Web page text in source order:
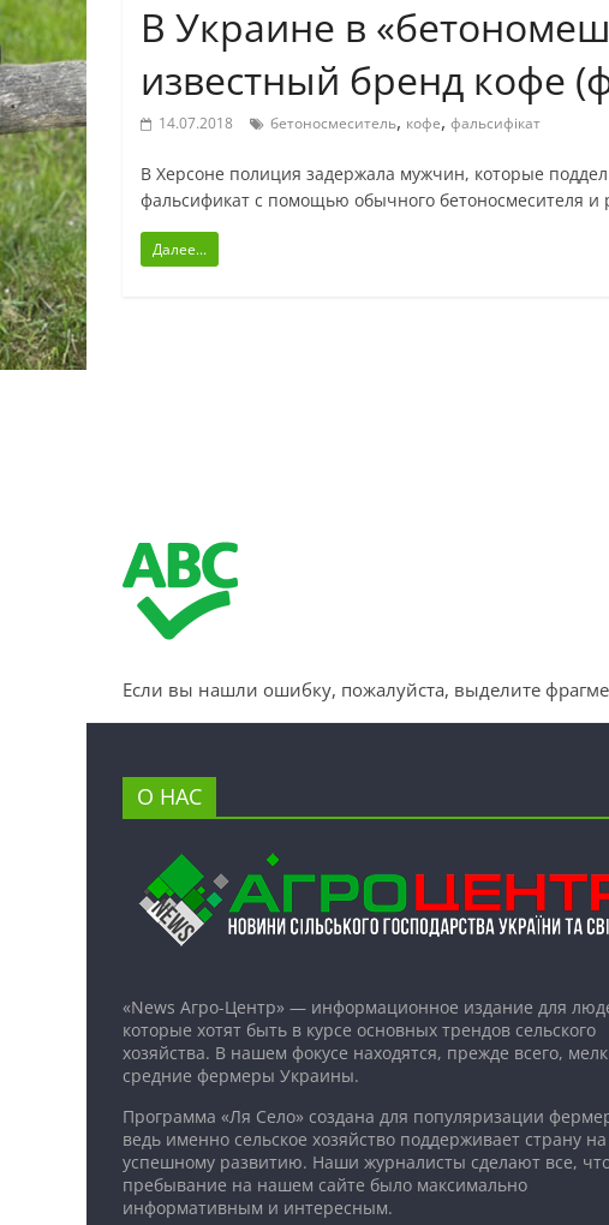
В Украине в
известный бренд кофе
14.07.2018 бетоносмеситель, кофе, фальсифікат
В Херсоне полиция задержала мужчин, которые
фальсификат с помощью обычного бетоносмесителя и
Далее...
Если вы нашли ошибку, пожалуйста, выделите
О НАС
«News Агро-Центр» — информационное издание для
которые хотят быть в курсе основных трендов сельского
хозяйства. В нашем фокусе находятся, прежде всего,
средние фермеры Украины.
Программа «Ля Село» создана для популяризации
ведь именно сельское хозяйство поддерживает страну
успешному развитию. Наши журналисты сделают все,
пребывание на нашем сайте было максимально
информативным и интересным.